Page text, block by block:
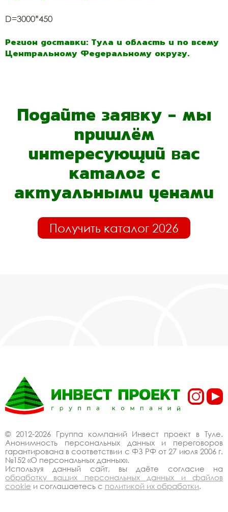
D=3000*450
Регион доставки: Тула и область и по всему
Центральному Федеральному округу.
Подайте заявку - мы
пришлём
интересующий вас
каталог с
актуальными ценами
Получить каталог 2026
© 2012-2026 Группа компаний Инвест проект в Туле.
Анонимность персональных данных и переговоров
гарантирована в соответствии с ФЗ РФ от 27 июля 2006 г.
№152 «О персональных данных».
Используя данный сайт, вы даёте согласие на
обработку ваших персональных данных и файлов
cookie и соглашаетесь с политикой их обработки.